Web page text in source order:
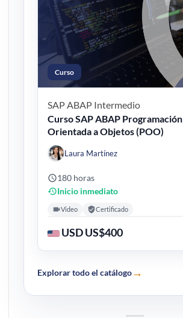
Curso
SAP ABAP Intermedio
Curso SAP ABAP Programación
Orientada a Objetos (POO)
Laura Martínez
180 horas
Inicio inmediato
Video Certificado
USD US$400
Explorar todo el catálogo→